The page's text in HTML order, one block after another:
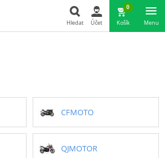
Hledat Účet
0
Košík Menu
CFMOTO
QJMOTOR